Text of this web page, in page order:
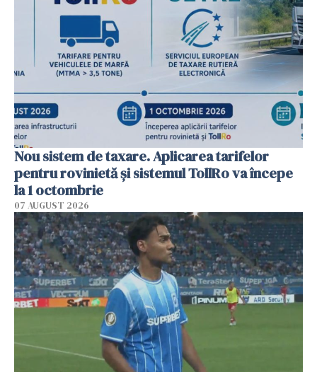
Nou sistem de taxare. Aplicarea tarifelor
pentru rovinietă şi sistemul TollRo va începe
la 1 octombrie
07 AUGUST 2026